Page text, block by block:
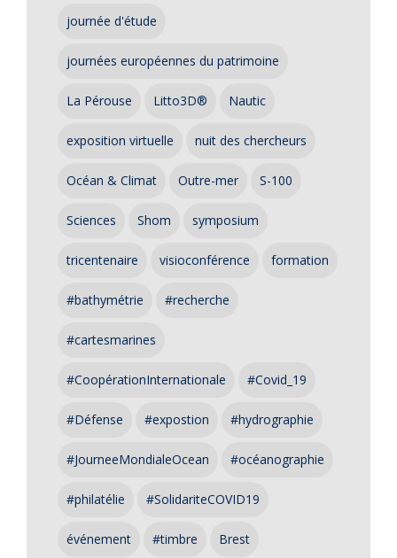
journée d'étude
journées européennes du patrimoine
La Pérouse Litto3D® Nautic
exposition virtuelle nuit des chercheurs
Océan & Climat Outre-mer S-100
Sciences Shom symposium
tricentenaire visioconférence formation
#bathymétrie #recherche
#cartesmarines
#CoopérationInternationale #Covid_19
#Défense #expostion #hydrographie
#JourneeMondialeOcean #océanographie
#philatélie #SolidariteCOVID19
événement #timbre Brest